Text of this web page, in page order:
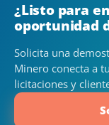
¿Listo para
oportunidad
Solicita una
Minero conecta a
licitaciones y